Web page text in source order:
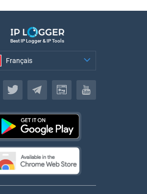
Best IP Logger & IP Tools
Français
Français